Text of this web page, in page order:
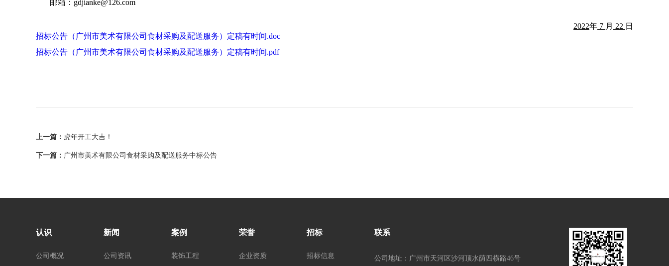
邮箱：gdjianke@126.com
2022年 7 月 22 日
招标公告（广州市美术有限公司食材采购及配送服务）定稿有时间.doc
招标公告（广州市美术有限公司食材采购及配送服务）定稿有时间.pdf
上一篇： 虎年开工大吉！
下一篇： 广州市美术有限公司食材采购及配送服务中标公告
认识
公司概况
新闻
公司资讯
案例
装饰工程
荣誉
企业资质
招标
招标信息
联系
公司地址：广州市天河区沙河顶水荫四横路46号